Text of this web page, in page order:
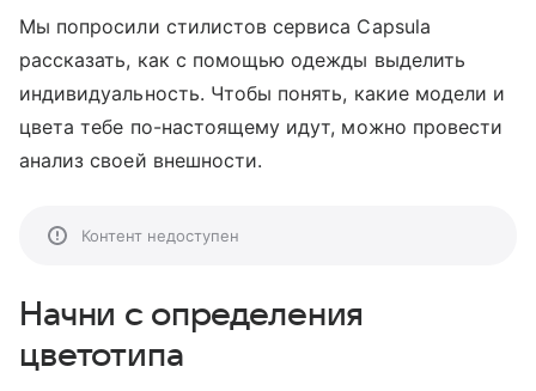
Мы попросили стилистов сервиса Capsula
рассказать, как с помощью одежды выделить
индивидуальность. Чтобы понять, какие модели и
цвета тебе по-настоящему идут, можно провести
анализ своей внешности.
Контент недоступен
Начни с определения
цветотипа